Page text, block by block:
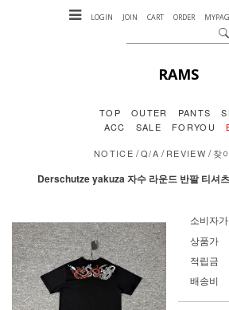
LOGIN JOIN CART ORDER
RAMS
TOP OUTER PANTS
ACC
SALE FORYOU
NOTICE /Q/A /REVIEW /찾
Derschutze yakuza 자수 라운드 반팔 티셔
소비자가
상품가
적립금
배송비